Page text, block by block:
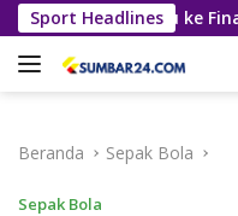
Langsung
ke
konten
Sport Headlines
Melaju ke Final Piala
Beranda Sepak Bola
Sepak Bola